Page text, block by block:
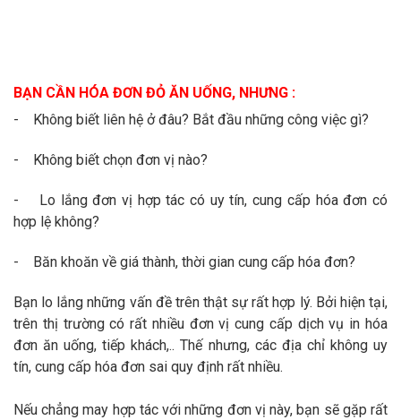
BẠN CẦN HÓA ĐƠN ĐỎ ĂN UỐNG, NHƯNG :
- Không biết liên hệ ở đâu? Bắt đầu những công việc gì?
- Không biết chọn đơn vị nào?
- Lo lắng đơn vị hợp tác có uy tín, cung cấp hóa đơn có
hợp lệ không?
- Băn khoăn về giá thành, thời gian cung cấp hóa đơn?
Bạn lo lắng những vấn đề trên thật sự rất hợp lý. Bởi hiện tại,
trên thị trường có rất nhiều đơn vị cung cấp dịch vụ in hóa
đơn ăn uống, tiếp khách,.. Thế nhưng, các địa chỉ không uy
tín, cung cấp hóa đơn sai quy định rất nhiều.
Nếu chẳng may hợp tác với những đơn vị này, bạn sẽ gặp rất